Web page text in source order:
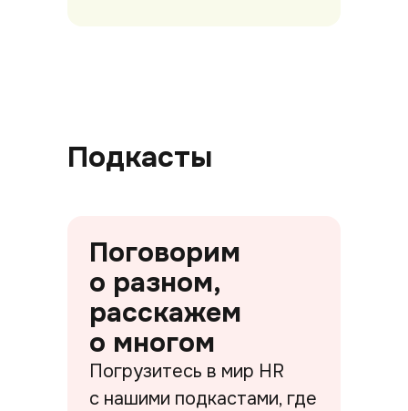
Подкасты
Поговорим
о разном,
расскажем
о многом
Погрузитесь в мир HR
с нашими подкастами, где